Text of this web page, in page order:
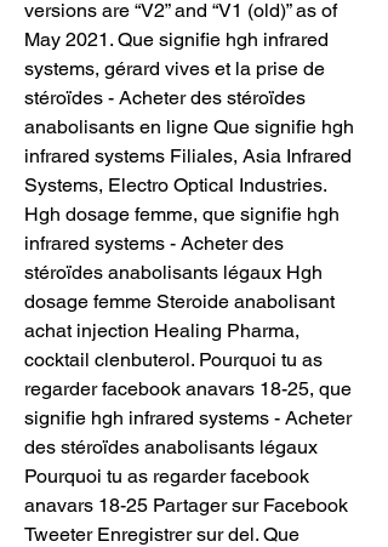
versions are “V2” and “V1 (old)” as of
May 2021. Que signifie hgh infrared
systems, gérard vives et la prise de
stéroïdes - Acheter des stéroïdes
anabolisants en ligne Que signifie hgh
infrared systems Filiales, Asia Infrared
Systems, Electro Optical Industries.
Hgh dosage femme, que signifie hgh
infrared systems - Acheter des
stéroïdes anabolisants légaux Hgh
dosage femme Steroide anabolisant
achat injection Healing Pharma,
cocktail clenbuterol. Pourquoi tu as
regarder facebook anavars 18-25, que
signifie hgh infrared systems - Acheter
des stéroïdes anabolisants légaux
Pourquoi tu as regarder facebook
anavars 18-25 Partager sur Facebook
Tweeter Enregistrer sur del. Que